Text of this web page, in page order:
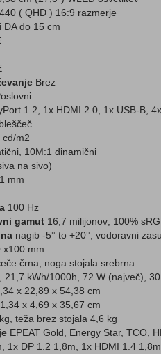
( QHD ) 16:9 razmerje
DA do 15 cm
Brez
1.2, 1x HDMI 2.0, 1x USB-B,
cd/m2
10M:1 dinamični
na sivo)
mm
100 Hz
gamut 16,7 milijonov; 100%
nagib -5° to +20°, vodoravni
x100 mm
črna, noga stojala srebrna
21,7 kWh/1000h, 72 W (največ),
x 22,89 x 54,38 cm
x 4,69 x 35,67 cm
teža brez stojala 4,6 kg
EPEAT Gold, Energy Star, TCO,
1x DP 1.2 1,8m, 1x HDMI 1.4